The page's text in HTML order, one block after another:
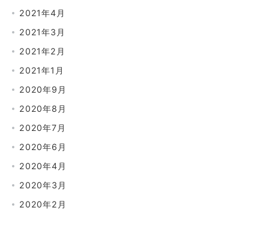
2021年4月
2021年3月
2021年2月
2021年1月
2020年9月
2020年8月
2020年7月
2020年6月
2020年4月
2020年3月
2020年2月